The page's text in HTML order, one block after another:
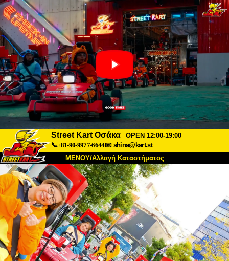
Street Kart Οσάκα
OPEN 12:00-19:00
📞+81-90-9977-6644📧 shina@kart.st
ΜΕΝΟΥ/Αλλαγή Καταστήματος
ΚΥΡΙΩΣ
Σχετικά Προδιαγραφές
Πρόσβαση Αναφορές Συχνές Ερωτήσεις
Εταιρεία Κράτηση
Αλλαγή Καταστήματος